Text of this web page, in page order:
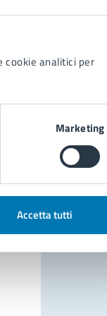
cookie analitici per
Marketing
Accetta tutti